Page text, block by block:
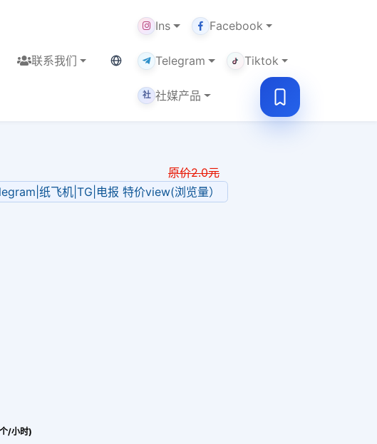
联系我们 当前语言：中文
Ins Facebook
Telegram Tiktok
社 社媒产品
原价2.0元
纸飞机|TG|电报 特价view(浏览量）
度 (个/小时)